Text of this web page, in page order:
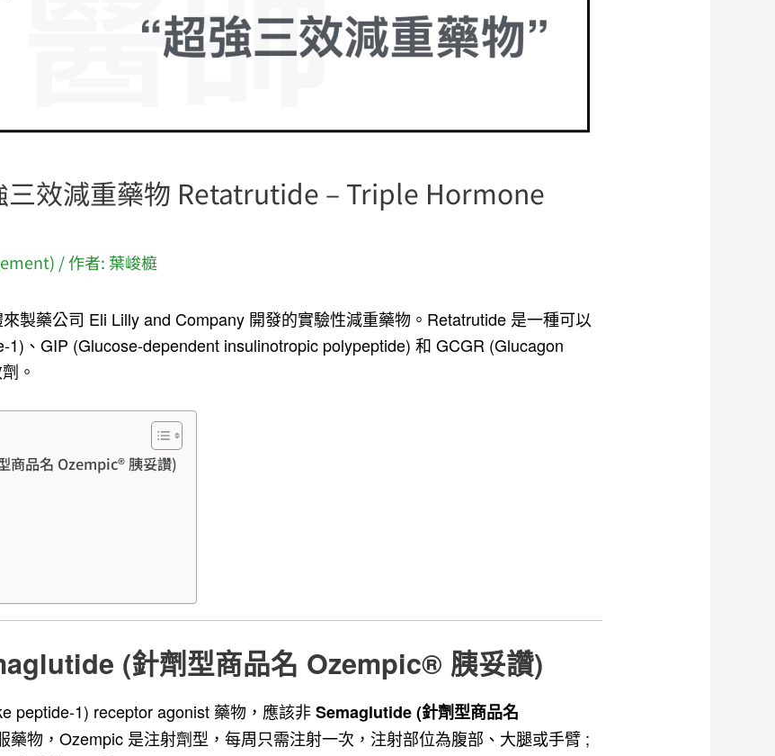
三效減重藥物 Retatrutide – Triple Hormone
/ 作者: 葉峻榳
製藥公司 Eli Lilly and Company 開發的實驗性減重藥物。Retatrutide 是一種可以
、GIP (Glucose-dependent insulinotropic polypeptide) 和 GCGR (Glucagon
。
商品名 Ozempic® 胰妥讚)
(針劑型商品名 Ozempic® 胰妥讚)
peptide-1) receptor agonist 藥物，應該非Semaglutide (針劑型商品名
藥物，Ozempic 是注射劑型，每周只需注射一次，注射部位為腹部、大腿或手臂 ;